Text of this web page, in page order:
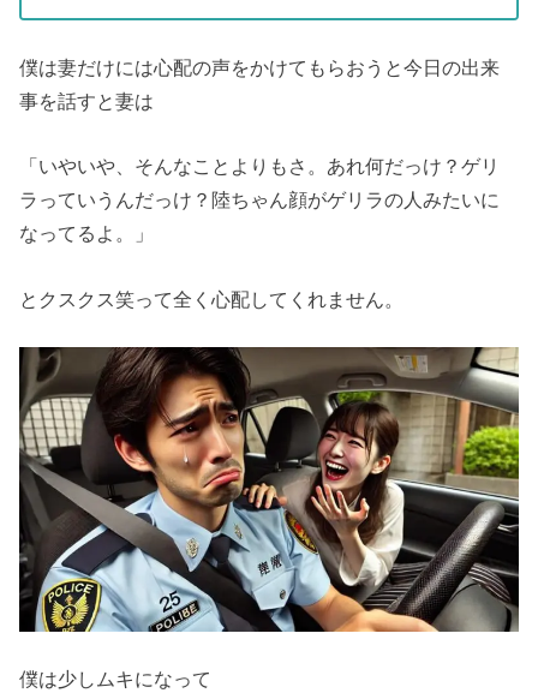
僕は妻だけには心配の声をかけてもらおうと今日の出来
事を話すと妻は
「いやいや、そんなことよりもさ。あれ何だっけ？ゲリ
ラっていうんだっけ？陸ちゃん顔がゲリラの人みたいに
なってるよ。」
とクスクス笑って全く心配してくれません。
僕は少しムキになって